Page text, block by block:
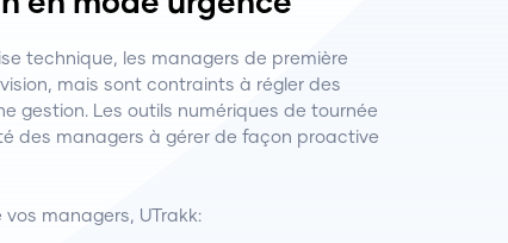
technique, les managers de première
mais sont contraints à régler des
gestion. Les outils numériques de tournée
des managers à gérer de façon proactive
managers, UTrakk: